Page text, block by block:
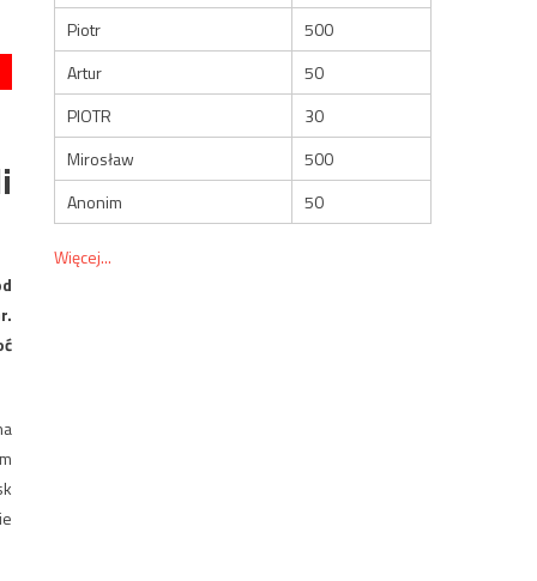
Piotr
500
Artur
50
PIOTR
30
Mirosław
500
Anonim
50
Więcej...